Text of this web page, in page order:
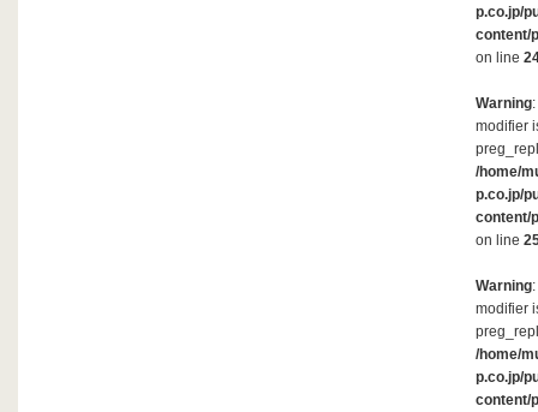
p.co.jp/
content/
on line
Warning
modifier
/home/
p.co.jp/
content/
on line
Warning
modifier
/home/
p.co.jp/
content/